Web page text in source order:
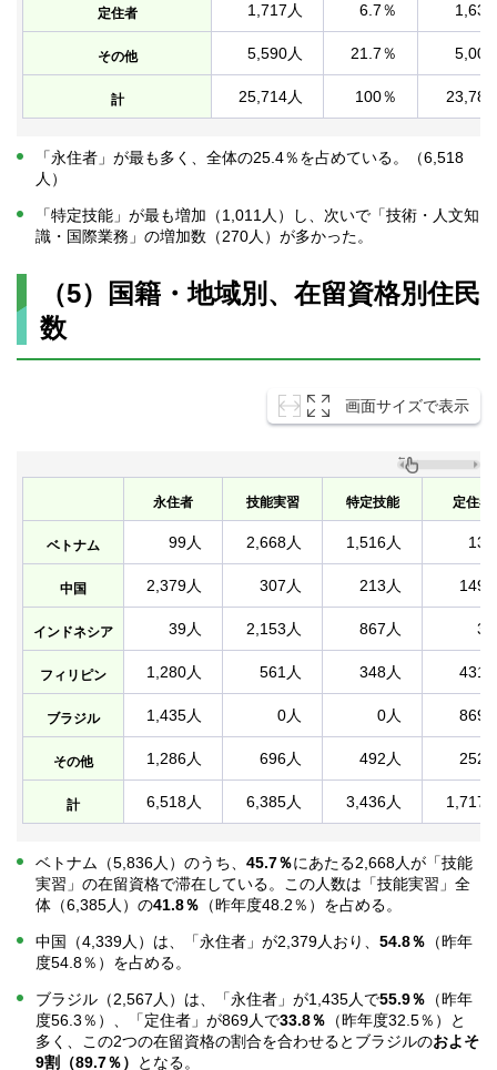
定住者 1,717人 6.7％
その他 5,590人 21.7％
計 25,714人 100％
「永住者」が最も多く、全体の25.4％を占めている。（6,518
人）
「特定技能」が最も増加（1,011人）し、次いで「技術・人文知
識・国際業務」の増加数（270人）が多かった。
（5）国籍・地域別、在留資格別住民
数
画面サイズで表示
永住者 技能実習 特定技能 定住者
ベトナム 99人 2,668人 1,516人 13
中国 2,379人 307人 213人 149
インドネシア 39人 2,153人 867人 3
フィリピン 1,280人 561人 348人 431
ブラジル 1,435人 0人 0人 869
その他 1,286人 696人 492人 252
計 6,518人 6,385人 3,436人 1,717
ベトナム（5,836人）のうち、 45.7％にあたる2,668人が「技能
実習」の在留資格で滞在している。この人数は「技能実習」全
体（6,385人）の41.8％ （昨年度48.2％）を占める。
中国（4,339人）は、「永住者」が2,379人おり、 54.8％ （昨年
度54.8％）を占める。
ブラジル（2,567人）は、「永住者」が1,435人で55.9％ （昨年
度56.3％）、「定住者」が869人で33.8％ （昨年度32.5％）と
多く、この2つの在留資格の割合を合わせるとブラジルのおよそ
9割
（89.7％） となる。